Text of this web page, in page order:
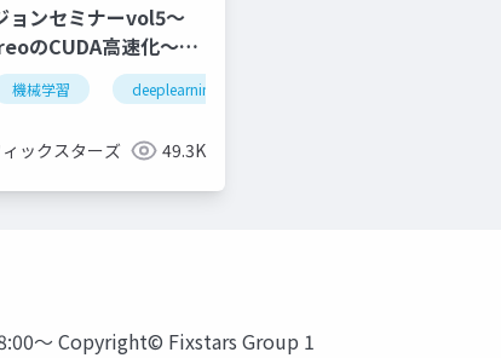
ョンセミナーvol5～
のCUDA高速化～
機械学習 deeplearning
ックスターズ 49.3K
～ Copyright© Fixstars Group 1